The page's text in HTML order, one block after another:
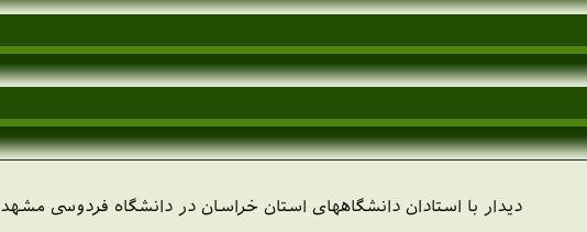
ديدار با استادان دانشگاههاى استان خراسان‏ در دانشگاه فردوسى مشهد‏